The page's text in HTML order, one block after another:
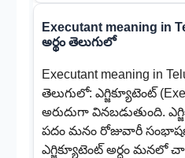
Executant meaning in
అర్థం తెలుగులో
Executant meaning in
తెలుగులో: ఎగ్జిక్యూటెంట్
అరుదుగా వినబడుతుంది.
పదం మనం రోజువారీ
ఎగ్జిక్యూటెంట్ అర్ధం